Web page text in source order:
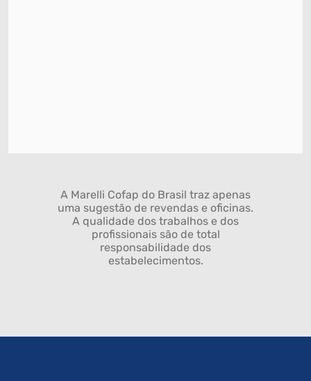
A Marelli Cofap do Brasil traz apenas
uma sugestão de revendas e oficinas.
A qualidade dos trabalhos e dos
profissionais são de total
responsabilidade dos
estabelecimentos.